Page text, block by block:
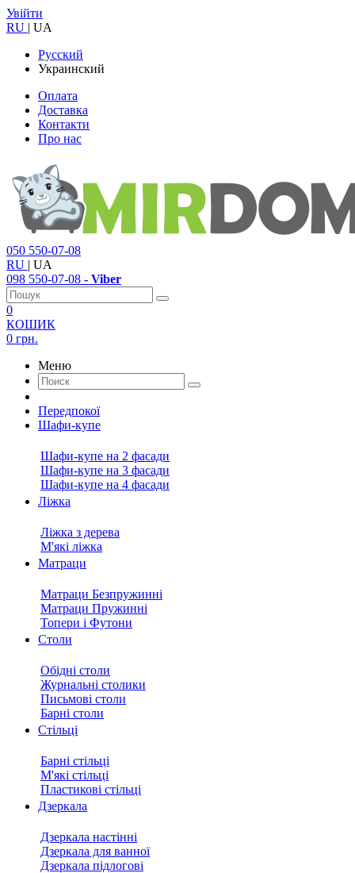
Увійти
RU | UA
Русский
Украинский
Оплата
Доставка
Контакти
Про нас
050 550-07-08
RU | UA
098 550-07-08 - Viber
0
КОШИК
0 грн.
Меню
Передпокої
Шафи-купе
Шафи-купе на 2 фасади
Шафи-купе на 3 фасади
Шафи-купе на 4 фасади
Ліжка
Ліжка з дерева
М'які ліжка
Матраци
Матраци Безпружинні
Матраци Пружинні
Топери і Футони
Столи
Обідні столи
Журнальні столики
Письмові столи
Барні столи
Стільці
Барні стільці
М'які стільці
Пластикові стільці
Дзеркала
Дзеркала настінні
Дзеркала для ванної
Дзеркала підлогові